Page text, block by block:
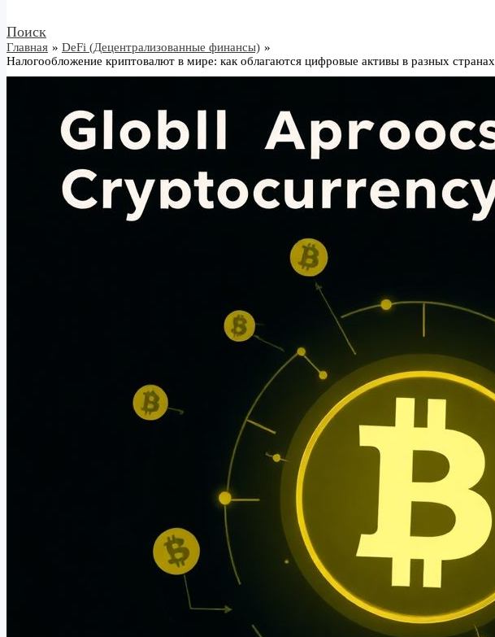
Поиск
Главная
DeFi (Децентрализованные финансы)
Налогообложение криптовалют в мире: как облагаются цифровые активы в разных странах